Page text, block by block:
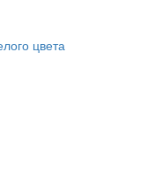
цвета